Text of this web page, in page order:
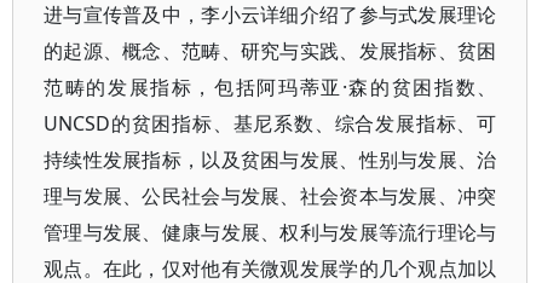
进与宣传普及中，李小云详细介绍了参与式发展理论
的起源、概念、范畴、研究与实践、发展指标、贫困
范畴的发展指标，包括阿玛蒂亚·森的贫困指数、
UNCSD的贫困指标、基尼系数、综合发展指标、可
持续性发展指标，以及贫困与发展、性别与发展、治
理与发展、公民社会与发展、社会资本与发展、冲突
管理与发展、健康与发展、权利与发展等流行理论与
观点。在此，仅对他有关微观发展学的几个观点加以